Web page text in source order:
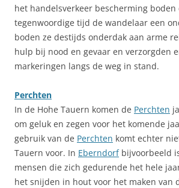
het handelsverkeer bescherming
tegenwoordige tijd de wandelaar een
boden ze destijds onderdak aan arme
hulp bij nood en gevaar en verzorgden
markeringen langs de weg in stand.
Perchten
In de Hohe Tauern komen de Perchten
om geluk en zegen voor het komende
gebruik van de Perchten komt echter
Tauern voor. In Eberndorfbijvoorbeeld
mensen die zich gedurende het hele
het snijden in hout voor het maken van